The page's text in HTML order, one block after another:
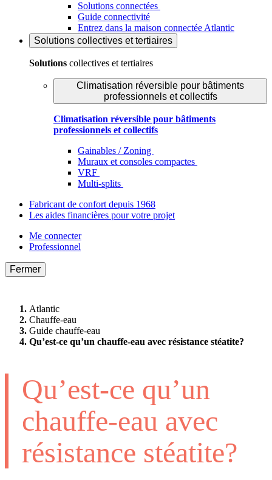
Solutions connectées
Guide connectivité
Entrez dans la maison connectée Atlantic
Solutions collectives et tertiaires
Solutions collectives et tertiaires
Climatisation réversible pour bâtiments
professionnels et collectifs
Climatisation réversible pour bâtiments
professionnels et collectifs
Gainables / Zoning
Muraux et consoles compactes
VRF
Multi-splits
Fabricant de confort depuis 1968
Les aides financières pour votre projet
Me connecter
Professionnel
Fermer
Atlantic
Chauffe-eau
Guide chauffe-eau
Qu’est-ce qu’un chauffe-eau avec résistance stéatite?
Qu’est-ce qu’un
chauffe-eau avec
résistance stéatite?